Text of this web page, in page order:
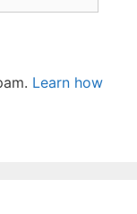
Learn how